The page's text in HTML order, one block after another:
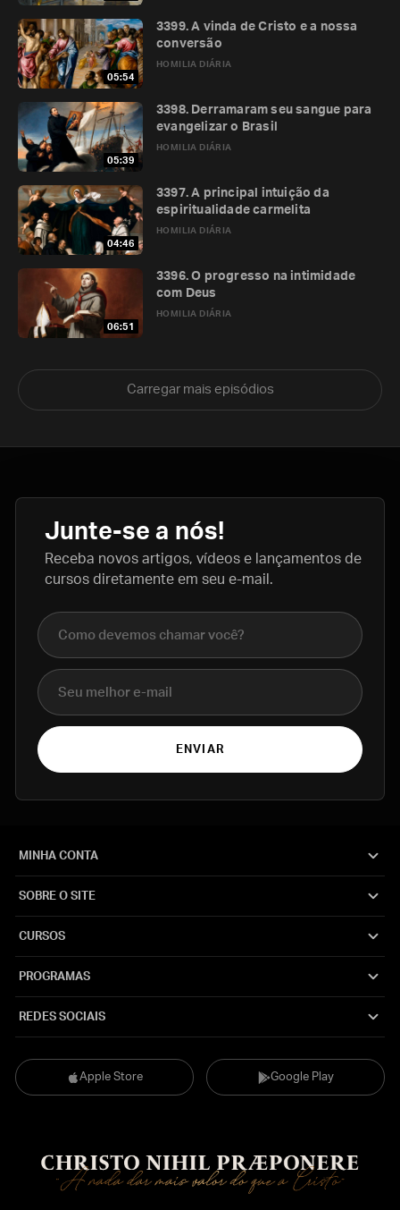
05:54
HOMILIA DIÁRIA
3399. A vinda de Cristo e a nossa
conversão
05:39
HOMILIA DIÁRIA
3398. Derramaram seu sangue para
evangelizar o Brasil
04:46
HOMILIA DIÁRIA
3397. A principal intuição da
espiritualidade carmelita
06:51
HOMILIA DIÁRIA
3396. O progresso na intimidade
com Deus
Carregar mais episódios
Junte-se a nós!
Receba novos artigos, vídeos e lançamentos de
cursos diretamente em seu e-mail.
Nome completo
E-mail
ENVIAR
Apple Store Google Play
MINHA CONTA
SOBRE O SITE
CURSOS
PROGRAMAS
REDES SOCIAIS